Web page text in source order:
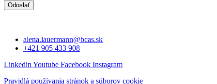
Odoslať
alena.lauermann@bcas.sk
+421 905 433 908
Linkedin Youtube Facebook Instagram
Pravidlá používania stránok a súborov cookie